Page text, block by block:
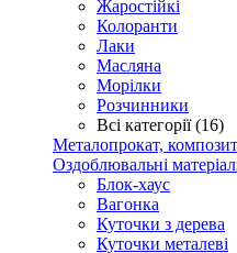
Жаростійкі
Колоранти
Лаки
Масляна
Морілки
Розчинники
Всі категорії (16)
Металопрокат, композит
Оздоблювальні
Блок-хаус
Вагонка
Куточки з дерева
Куточки металеві